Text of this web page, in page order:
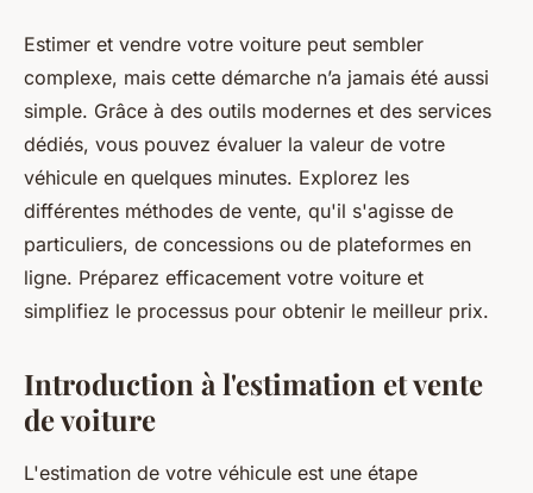
Estimer et vendre votre
voiture : une démarche
simplifiée
Léon•21 mars 2025•9 min de lecture
Estimer et vendre votre voiture peut sembler
complexe, mais cette démarche n’a jamais été aussi
simple. Grâce à des outils modernes et des services
dédiés, vous pouvez évaluer la valeur de votre
véhicule en quelques minutes. Explorez les
différentes méthodes de vente, qu'il s'agisse de
particuliers, de concessions ou de plateformes en
ligne. Préparez efficacement votre voiture et
simplifiez le processus pour obtenir le meilleur prix.
Introduction à l'estimation et vente
de voiture
L'estimation de votre véhicule est une étape